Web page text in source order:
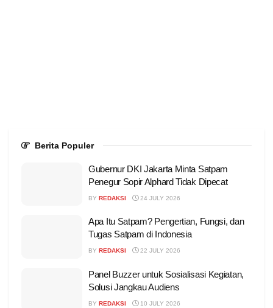
Berita Populer
Gubernur DKI Jakarta Minta Satpam
Penegur Sopir Alphard Tidak Dipecat
BY REDAKSI 24 JULY 2026
Apa Itu Satpam? Pengertian, Fungsi, dan
Tugas Satpam di Indonesia
BY REDAKSI 22 JULY 2026
Panel Buzzer untuk Sosialisasi Kegiatan,
Solusi Jangkau Audiens
BY REDAKSI 10 JULY 2026